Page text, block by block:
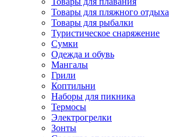
Товары для пляжного отдыха
Товары для рыбалки
Туристическое снаряжение
Сумки
Одежда и обувь
Мангалы
Грили
Коптильни
Наборы для пикника
Термосы
Электрогрелки
Зонты